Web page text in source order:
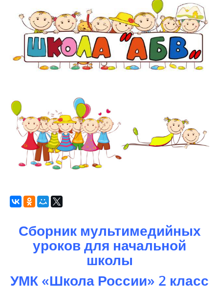
Сборник мультимедийных
уроков для начальной
школы
УМК «Школа России» 2 класс